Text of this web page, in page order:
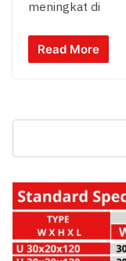
meningkat di
Read More